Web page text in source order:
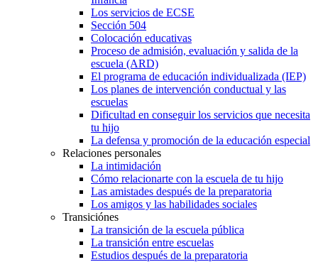
Los servicios de ECSE
Sección 504
Colocación educativas
Proceso de admisión, evaluación y salida de la
escuela (ARD)
El programa de educación individualizada (IEP)
Los planes de intervención conductual y las
escuelas
Dificultad en conseguir los servicios que necesita
tu hijo
La defensa y promoción de la educación especial
Relaciones personales
La intimidación
Cómo relacionarte con la escuela de tu hijo
Las amistades después de la preparatoria
Los amigos y las habilidades sociales
Transiciónes
La transición de la escuela pública
La transición entre escuelas
Estudios después de la preparatoria